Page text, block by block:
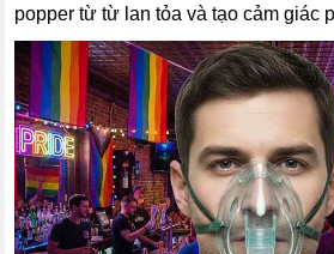
popper từ từ lan tỏa và tạo cảm giác